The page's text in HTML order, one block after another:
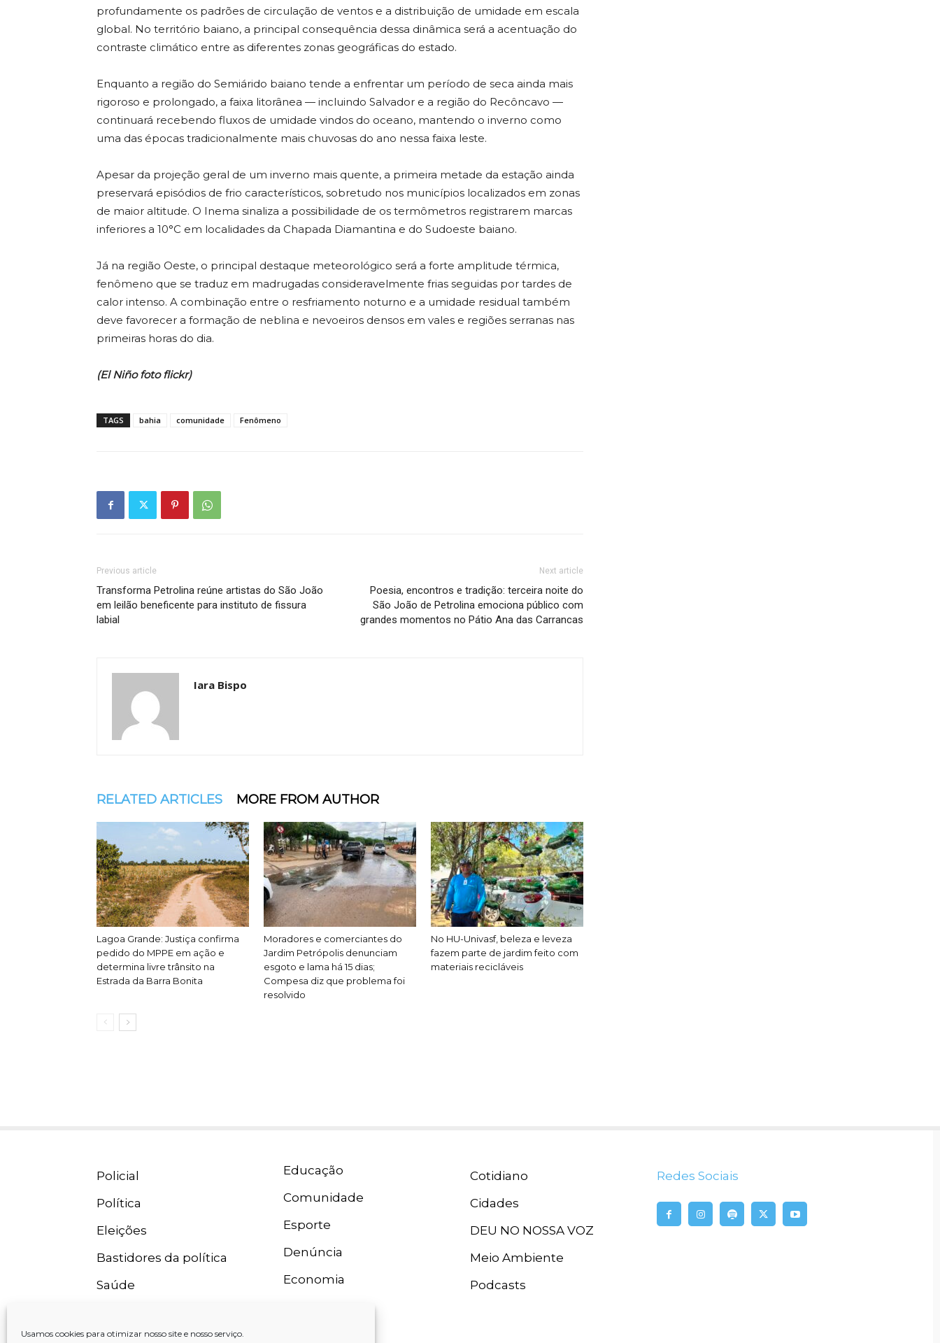
Usamos cookies para otimizar nosso site e nosso serviço.
profundamente os padrões de circulação de ventos e a distribuição de umidade em escala
global. No território baiano, a principal consequência dessa dinâmica será a acentuação do
contraste climático entre as diferentes zonas geográficas do estado.
Enquanto a região do Semiárido baiano tende a enfrentar um período de seca ainda mais
rigoroso e prolongado, a faixa litorânea — incluindo Salvador e a região do Recôncavo —
continuará recebendo fluxos de umidade vindos do oceano, mantendo o inverno como
uma das épocas tradicionalmente mais chuvosas do ano nessa faixa leste.
Apesar da projeção geral de um inverno mais quente, a primeira metade da estação ainda
preservará episódios de frio característicos, sobretudo nos municípios localizados em zonas
de maior altitude. O Inema sinaliza a possibilidade de os termômetros registrarem marcas
inferiores a 10°C em localidades da Chapada Diamantina e do Sudoeste baiano.
Já na região Oeste, o principal destaque meteorológico será a forte amplitude térmica,
fenômeno que se traduz em madrugadas consideravelmente frias seguidas por tardes de
calor intenso. A combinação entre o resfriamento noturno e a umidade residual também
deve favorecer a formação de neblina e nevoeiros densos em vales e regiões serranas nas
primeiras horas do dia.
(El Niño foto flickr)
TAGS bahia comunidade Fenômeno
Previous article
Transforma Petrolina reúne artistas do São João
em leilão beneficente para instituto de fissura
labial
Next article
Poesia, encontros e tradição: terceira noite do
São João de Petrolina emociona público com
grandes momentos no Pátio Ana das Carrancas
Iara Bispo
RELATED ARTICLES MORE FROM AUTHOR
Lagoa Grande: Justiça confirma
pedido do MPPE em ação e
determina livre trânsito na
Estrada da Barra Bonita
Moradores e comerciantes do
Jardim Petrópolis denunciam
esgoto e lama há 15 dias;
Compesa diz que problema foi
resolvido
No HU-Univasf, beleza e leveza
fazem parte de jardim feito com
materiais recicláveis
Policial
Política
Eleições
Bastidores da política
Saúde
Educação
Comunidade
Esporte
Denúncia
Economia
Cotidiano
Cidades
DEU NO NOSSA VOZ
Meio Ambiente
Podcasts
Redes Sociais